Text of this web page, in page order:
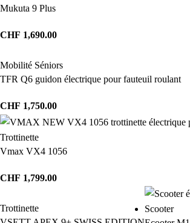
Mukuta 9 Plus
CHF 1,690.00
Mobilité Séniors
TFR Q6 guidon électrique pour fauteuil roulant
CHF 1,750.00
Trottinette
Vmax VX4 1056
CHF 1,799.00
Trottinette
Scooter